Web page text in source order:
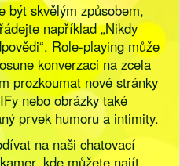
být skvělým způsobem,
například „Nikdy
Role-playing může
konverzaci na zcela
prozkoumat nové stránky
nebo obrázky také
prvek humoru a intimity.
na naši chatovací
kde můžete najít